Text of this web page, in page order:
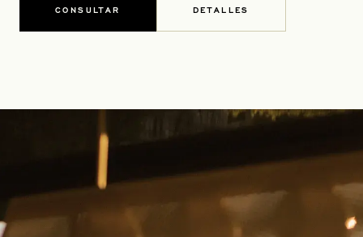
CONSULTARSE ABRE EN UNA PESTAÑA NUEVA
DETALLES